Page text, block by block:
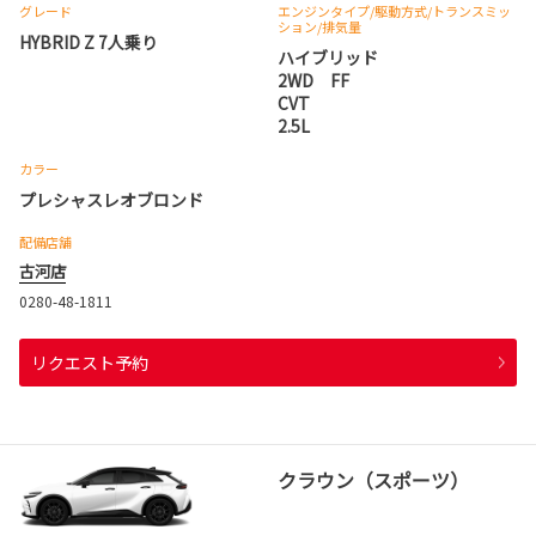
グレード
HYBRID Z 7人乗り
エンジンタイプ/駆動方式/トランスミッ
ション/排気量
ハイブリッド
2WD FF
CVT
2.5L
カラー
プレシャスレオブロンド
配備店舗
古河店
0280-48-1811
リクエスト予約
クラウン（スポーツ）